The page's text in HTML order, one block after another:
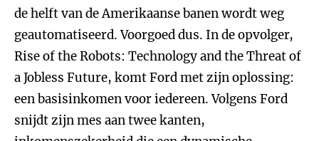
de helft van de Amerikaanse banen wordt weg
geautomatiseerd. Voorgoed dus. In de opvolger,
Rise of the Robots: Technology and the Threat of
a Jobless Future, komt Ford met zijn oplossing:
een basisinkomen voor iedereen. Volgens Ford
snijdt zijn mes aan twee kanten,